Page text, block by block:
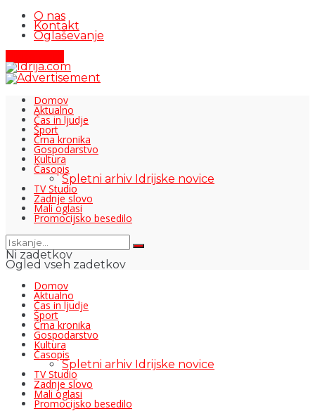
O nas
Kontakt
Oglaševanje
Domov
Aktualno
Čas in ljudje
Šport
Črna kronika
Gospodarstvo
Kultura
Časopis
Spletni arhiv Idrijske novice
TV Studio
Zadnje slovo
Mali oglasi
Promocijsko besedilo
Ni zadetkov
Ogled vseh zadetkov
Domov
Aktualno
Čas in ljudje
Šport
Črna kronika
Gospodarstvo
Kultura
Časopis
Spletni arhiv Idrijske novice
TV Studio
Zadnje slovo
Mali oglasi
Promocijsko besedilo